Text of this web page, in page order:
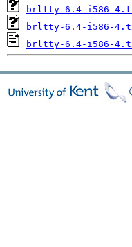
brltty-6.4-i586-
brltty-6.4-i586-
brltty-6.4-i586-